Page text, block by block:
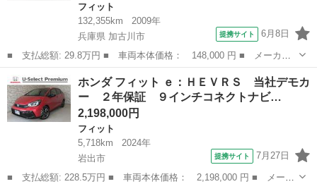
フィット
132,355km
2009年
兵庫県 加古川市
提携サイト 6月8日
■ 支払総額: 29.8万円 ■ 車両本体価格： 148,000 円 ■ メーカー
名： ホンダ ■ 車種名： フィット ■ グレード名： Ｇ スマー
トスタイルエディション エアコン パワステ パワーウインドウ
スマートキー...
兵庫 加古川市 フィット
ホンダ フィット ｅ：ＨＥＶＲＳ 当社デモカ
ー ２年保証 ９インチコネクトナビ…
2,198,000円
フィット
5,718km
2024年
岩出市
提携サイト 7月27日
■ 支払総額: 228.5万円 ■ 車両本体価格： 2,198,000 円 ■ メーカ